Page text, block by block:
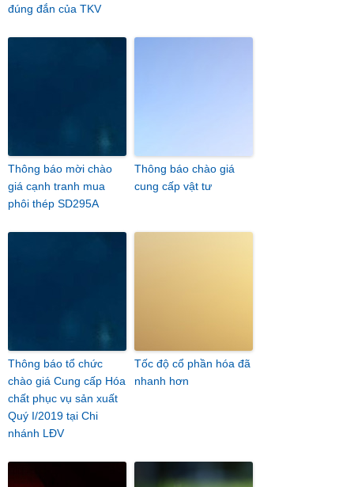
đúng đắn của TKV
Thông báo mời chào
giá cạnh tranh mua
phôi thép SD295A
Thông báo chào giá
cung cấp vật tư
Thông báo tổ chức
chào giá Cung cấp Hóa
chất phục vụ sản xuất
Quý I/2019 tại Chi
nhánh LĐV
Tốc độ cổ phần hóa đã
nhanh hơn